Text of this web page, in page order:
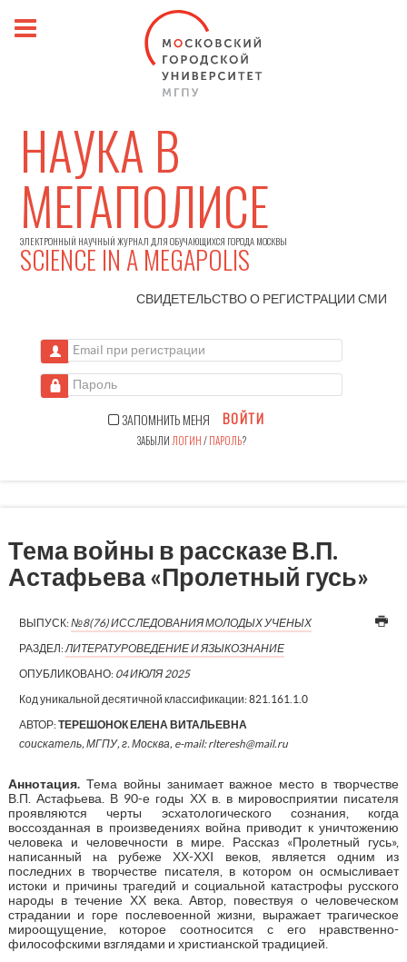
НАУКА В
МЕГАПОЛИСЕ
ЭЛЕКТРОННЫЙ НАУЧНЫЙ ЖУРНАЛ ДЛЯ ОБУЧАЮЩИХСЯ ГОРОДА МОСКВЫ
SCIENCE IN A MEGAPOLIS
СВИДЕТЕЛЬСТВО О РЕГИСТРАЦИИСМИ
Email при регистрации
Пароль
ЗАПОМНИТЬ МЕНЯ ВОЙТИ
ЗАБЫЛИ ЛОГИН/ПАРОЛЬ?
Тема войны в рассказе В.П.
Астафьева «Пролетный гусь»
ВЫПУСК:№8(76) ИССЛЕДОВАНИЯ МОЛОДЫХ УЧЕНЫХ
РАЗДЕЛ:ЛИТЕРАТУРОВЕДЕНИЕ И ЯЗЫКОЗНАНИЕ
ОПУБЛИКОВАНО: 04 ИЮЛЯ 2025
Код уникальной десятичной классификации:821.161.1.0
АВТОР:ТЕРЕШОНОК ЕЛЕНА ВИТАЛЬЕВНА
соискатель, МГПУ, г. Москва, e-mail: rlteresh@mail.ru
Аннотация.Тема войны занимает важное место в творчестве
В.П. Астафьева. В 90-е годы ХХ в. в мировосприятии писателя
проявляются черты эсхатологического сознания, когда
воссозданная в произведениях война приводит к уничтожению
человека и человечности в мире. Рассказ «Пролетный гусь»,
написанный на рубеже ХХ-ХХI веков, является одним из
последних в творчестве писателя, в котором он осмысливает
истоки и причины трагедий и социальной катастрофы русского
народы в течение ХХ века. Автор, повествуя о человеческом
страдании и горе послевоенной жизни, выражает трагическое
мироощущение, которое соотносится с его нравственно-
философскими взглядами и христианской традицией.